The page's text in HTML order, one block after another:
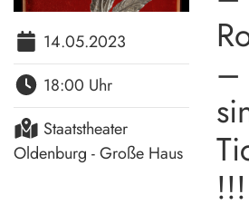
14.05.2023
18:00 Uhr
Staatstheater
Oldenburg - Große Haus
–